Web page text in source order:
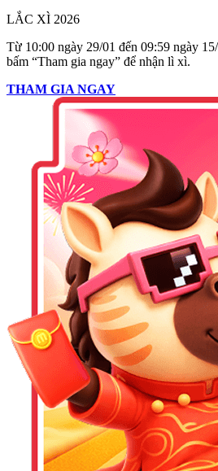
LẮC XÌ 2026
Từ 10:00 ngày 29/01 đến 09:59 ngày
bấm “Tham gia ngay” để nhận lì xì.
THAM GIA NGAY